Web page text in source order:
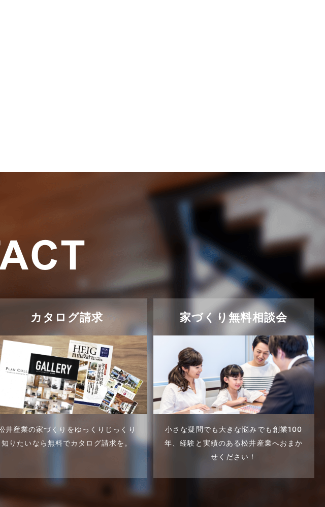
カタログ請求
井産業の家づくりをゆっくりじっくり
知りたいなら無料でカタログ請求を。
家づくり無料相談会
小さな疑問でも大きな悩みでも創業100
年、経験と実績のある松井産業へおまか
せください！